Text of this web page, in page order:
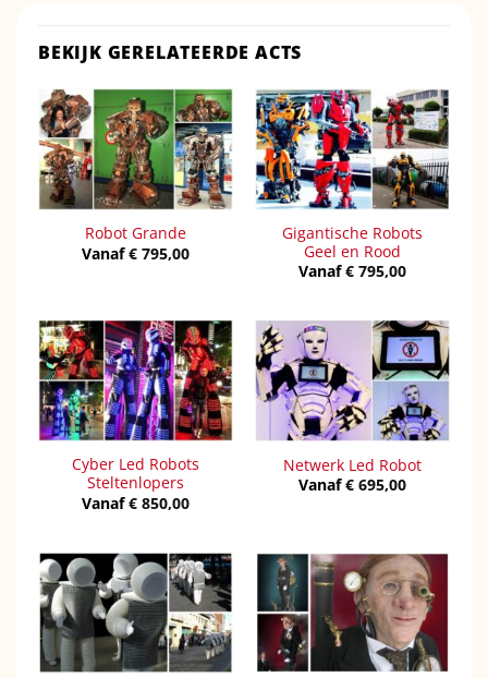
BEKIJK GERELATEERDE ACTS
Robot Grande
Vanaf€ 795,00
Gigantische Robots
Geel en Rood
Vanaf€ 795,00
Cyber Led Robots
Steltenlopers
Vanaf€ 850,00
Netwerk Led Robot
Vanaf€ 695,00